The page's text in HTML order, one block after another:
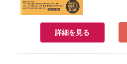
詳細を見る